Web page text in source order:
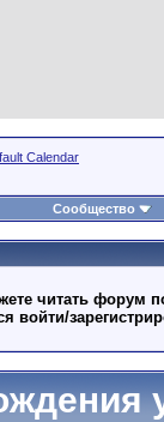
Calendar
Сообщество
читать форум
войти/